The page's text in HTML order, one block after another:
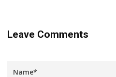
Leave Comments